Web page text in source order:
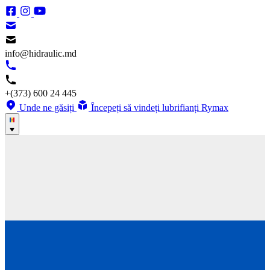
info@hidraulic.md
+(373) 600 24 445
Unde ne găsiți
Începeți să vindeți lubrifianți Rymax